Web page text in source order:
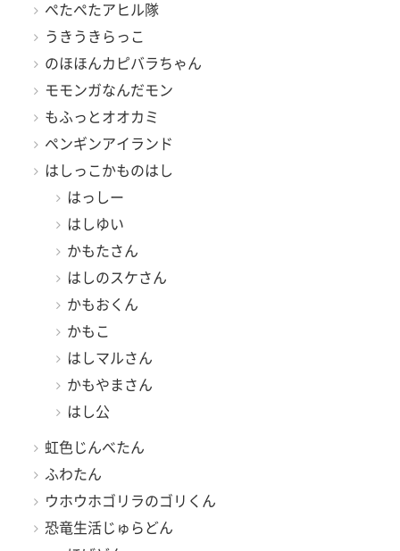
ぺたぺたアヒル隊
うきうきらっこ
のほほんカピバラちゃん
モモンガなんだモン
もふっとオオカミ
ペンギンアイランド
はしっこかものはし
はっしー
はしゆい
かもたさん
はしのスケさん
かもおくん
かもこ
はしマルさん
かもやまさん
はし公
虹色じんべたん
ふわたん
ウホウホゴリラのゴリくん
恐竜生活じゅらどん